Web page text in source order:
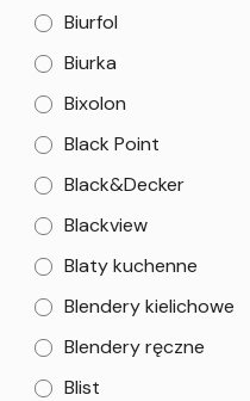
Biurfol
Biurka
Bixolon
Black Point
Black&Decker
Blackview
Blaty kuchenne
Blendery kielichowe
Blendery ręczne
Blist